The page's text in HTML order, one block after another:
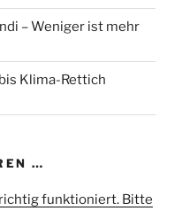
– Weniger ist mehr
Klima-Rettich
…
funktioniert. Bitte